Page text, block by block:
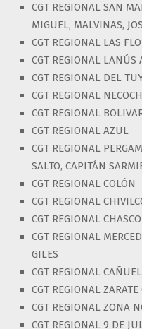
CGT REGIONAL SAN
MIGUEL, MALVINAS,
CGT REGIONAL LAS
CGT REGIONAL LANÚS
CGT REGIONAL DEL
CGT REGIONAL
CGT REGIONAL
CGT REGIONAL AZUL
CGT REGIONAL
SALTO, CAPITÁN
CGT REGIONAL COLÓN
CGT REGIONAL
CGT REGIONAL
CGT REGIONAL
GILES
CGT REGIONAL
CGT REGIONAL
CGT REGIONAL ZONA
CGT REGIONAL 9 DE